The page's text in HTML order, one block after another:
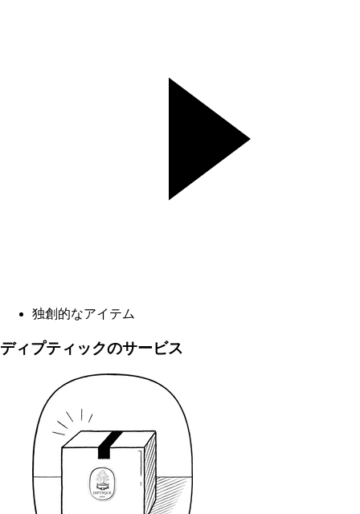
独創的なアイテム
ディプティックのサービス